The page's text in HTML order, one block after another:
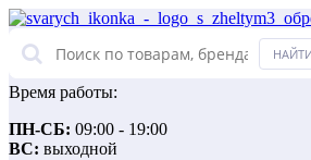
Время работы:
ПН-СБ: 09:00 - 19:00
ВС: выходной